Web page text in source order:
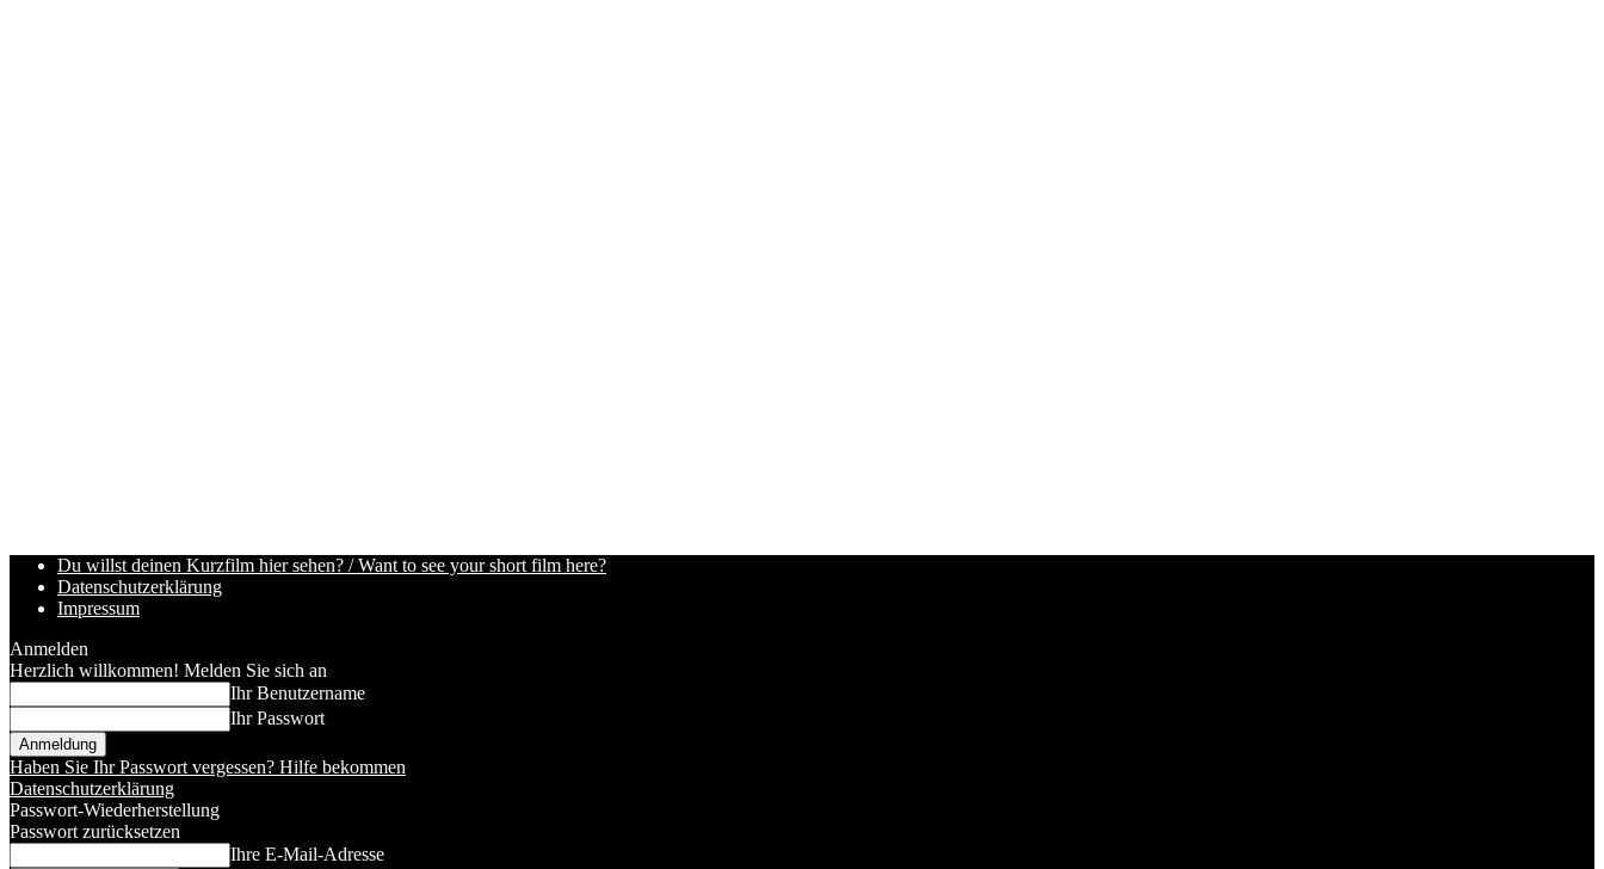
Du willst deinen Kurzfilm hier sehen? / Want to see your short film here?
Datenschutzerklärung
Impressum
Anmelden
Herzlich willkommen! Melden Sie sich an
Ihr Benutzername
Ihr Passwort
Haben Sie Ihr Passwort vergessen? Hilfe bekommen
Datenschutzerklärung
Passwort-Wiederherstellung
Passwort zurücksetzen
Ihre E-Mail-Adresse